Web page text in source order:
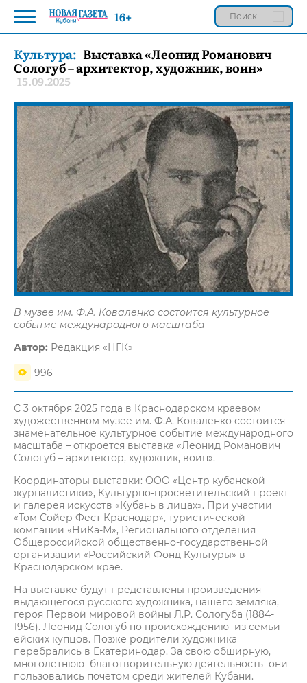
Культура: Выставка «Леонид Романович
Сологуб – архитектор, художник, воин»
15.09.2025
В музее им. Ф.А. Коваленко состоится культурное
событие международного масштаба
Автор: Редакция «НГК»
996
С 3 октября 2025 года в Краснодарском краевом
художественном музее им. Ф.А. Коваленко состоится
знаменательное культурное событие международного
масштаба – откроется выставка «Леонид Романович
Сологуб – архитектор, художник, воин».
Координаторы выставки: ООО «Центр кубанской
журналистики», Культурно-просветительский проект
и галерея искусств «Кубань в лицах». При участии
«Том Сойер Фест Краснодар», туристической
компании «НиКа-М», Регионального отделения
Общероссийской общественно-государственной
организации «Российский Фонд Культуры» в
Краснодарском крае.
На выставке будут представлены произведения
выдающегося русского художника, нашего земляка,
героя Первой мировой войны Л.Р. Сологуба (1884-
1956). Леонид Сологуб по происхождению из семьи
ейских купцов. Позже родители художника
перебрались в Екатеринодар. За свою обширную,
многолетнюю благотворительную деятельность они
пользовались почетом среди жителей Кубани.
16+